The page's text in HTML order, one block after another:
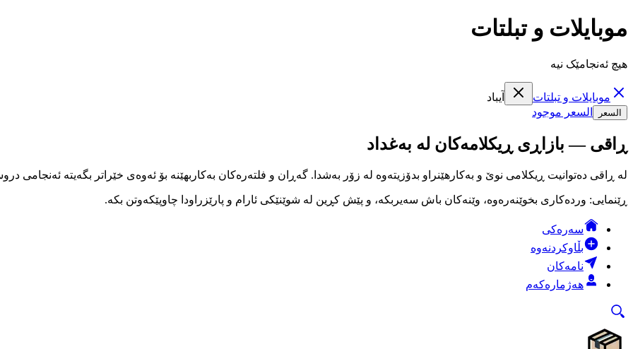
موبايلات و تبلتات
هیچ ئەنجامێک نیە
موبايلات و تبلتات آيباد
السعر السعر موجود
ڕاقی — بازاڕی ڕیکلامەکان لە بەغداد
لە ڕاقی دەتوانیت ڕیکلامی نوێ و بەکارهێنراو بدۆزیتەوە لە زۆر بەشدا. گەڕان و فلتەرەکان بەکاربهێنە بۆ ئەوەی خێراتر بگەیتە ئەنجامی
ڕێنمایی: وردەکاری بخوێنەرەوە، وێنەکان باش سەیربکە، و پێش کڕین لە شوێنێکی ئارام و پارێزراودا چاوپێکەوتن بکە.
سەرەکی
بڵاوکردنەوە
نامەکان
هەژمارەکەم